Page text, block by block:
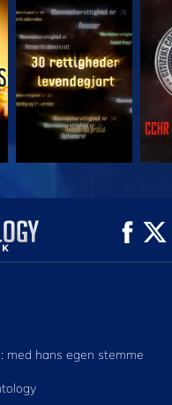
SE
med hans egen stemme